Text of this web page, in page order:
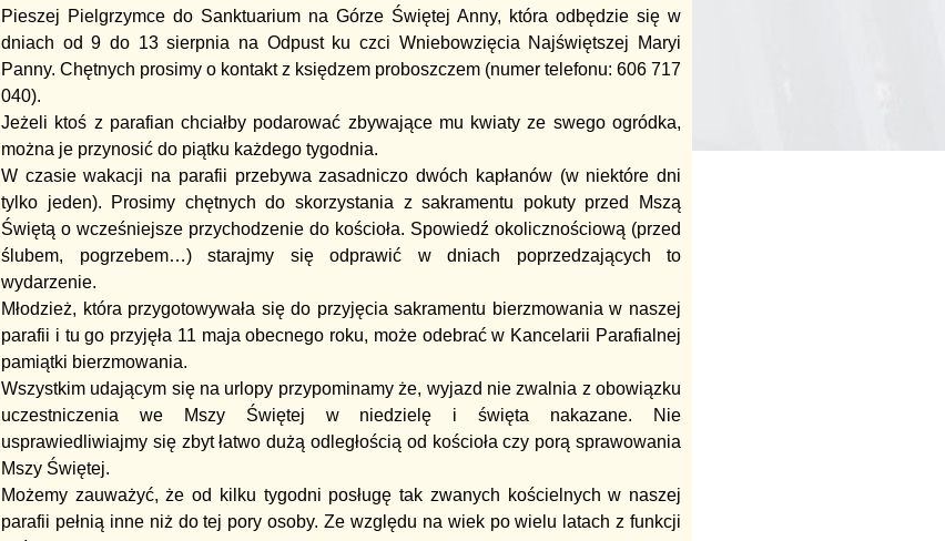
Pieszej Pielgrzymce do Sanktuarium na Górze Świętej Anny, która odbędzie się w
dniach od 9 do 13 sierpnia na Odpust ku czci Wniebowzięcia Najświętszej Maryi
Panny. Chętnych prosimy o kontakt z księdzem proboszczem (numer telefonu: 606 717
040).
Jeżeli ktoś z parafian chciałby podarować zbywające mu kwiaty ze swego ogródka,
można je przynosić do piątku każdego tygodnia.
W czasie wakacji na parafii przebywa zasadniczo dwóch kapłanów (w niektóre dni
tylko jeden). Prosimy chętnych do skorzystania z sakramentu pokuty przed Mszą
Świętą o wcześniejsze przychodzenie do kościoła. Spowiedź okolicznościową (przed
ślubem, pogrzebem…) starajmy się odprawić w dniach poprzedzających to
wydarzenie.
Młodzież, która przygotowywała się do przyjęcia sakramentu bierzmowania w naszej
parafii i tu go przyjęła 11 maja obecnego roku, może odebrać w Kancelarii Parafialnej
pamiątki bierzmowania.
Wszystkim udającym się na urlopy przypominamy że, wyjazd nie zwalnia z obowiązku
uczestniczenia we Mszy Świętej w niedzielę i święta nakazane. Nie
usprawiedliwiajmy się zbyt łatwo dużą odległością od kościoła czy porą sprawowania
Mszy Świętej.
Możemy zauważyć, że od kilku tygodni posługę tak zwanych kościelnych w naszej
parafii pełnią inne niż do tej pory osoby. Ze względu na wiek po wielu latach z funkcji